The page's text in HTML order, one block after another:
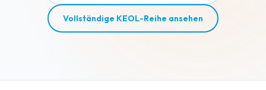
Vollständige KEOL-Reihe ansehen